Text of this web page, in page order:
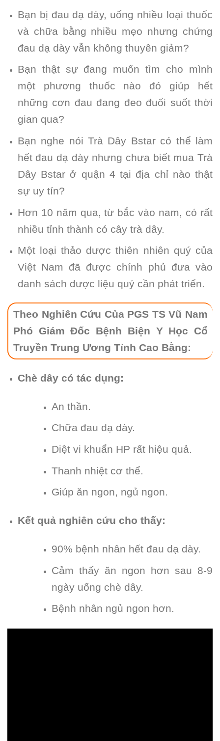
Bạn bị đau dạ dày, uống nhiều loại thuốc
và chữa bằng nhiều mẹo nhưng chứng
đau dạ dày vẫn không thuyên giảm?
Bạn thật sự đang muốn tìm cho mình
một phương thuốc nào đó giúp hết
những cơn đau đang đeo đuổi suốt thời
gian qua?
Bạn nghe nói Trà Dây Bstar có thể làm
hết đau dạ dày nhưng chưa biết mua Trà
Dây Bstar ở quận 4 tại địa chỉ nào thật
sự uy tín?
Hơn 10 năm qua, từ bắc vào nam, có rất
nhiều tỉnh thành có cây trà dây.
Một loại thảo dược thiên nhiên quý của
Việt Nam đã được chính phủ đưa vào
danh sách dược liệu quý cần phát triển.
Theo Nghiên Cứu Của PGS TS Vũ Nam
Phó Giám Đốc Bệnh Biện Y Học Cổ
Truyền Trung Ương Tỉnh Cao Bằng:
Chè dây có tác dụng:
An thần.
Chữa đau dạ dày.
Diệt vi khuẩn HP rất hiệu quả.
Thanh nhiệt cơ thể.
Giúp ăn ngon, ngủ ngon.
Kết quả nghiên cứu cho thấy:
90% bệnh nhân hết đau dạ dày.
Cảm thấy ăn ngon hơn sau 8-9
ngày uống chè dây.
Bệnh nhân ngủ ngon hơn.